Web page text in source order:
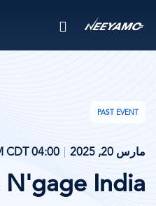
PAST EVENT
مارس 20, 2025 04:00 AM - 10:30 AM CDT
N'gage India